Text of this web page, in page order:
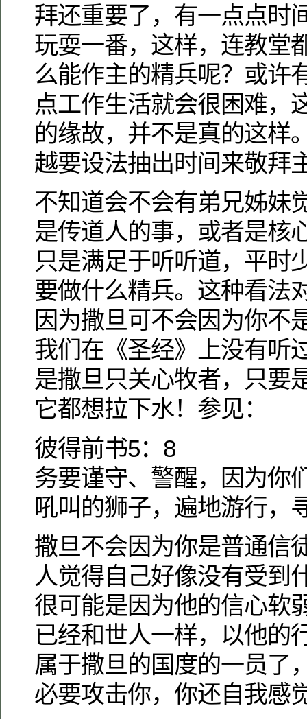
拜还重要了，有一点点时
玩耍一番，这样，连教堂
么能作主的精兵呢？或许
点工作生活就会很困难，
的缘故，并不是真的这样
越要设法抽出时间来敬拜
不知道会不会有弟兄姊妹
是传道人的事，或者是核
只是满足于听听道，平时
要做什么精兵。这种看法
因为撒旦可不会因为你不
我们在《圣经》上没有听
是撒旦只关心牧者，只要
它都想拉下水！参见：
彼得前书5：8
务要谨守、警醒，因为你
吼叫的狮子，遍地游行，
撒旦不会因为你是普通信
人觉得自己好像没有受到
很可能是因为他的信心软
已经和世人一样，以他的
属于撒旦的国度的一员了
必要攻击你，你还自我感